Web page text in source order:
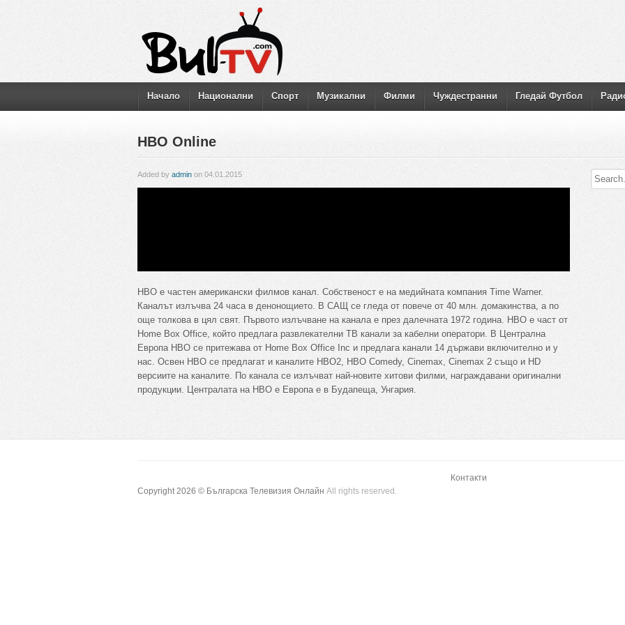
Начало Национални Спорт Музикални Филми Чуждестранни Гледай Футбол
HBO Online
Added by admin on 04.01.2015
HBO е частен американски филмов канал. Собственост е на медийната компания Time Warner.
Каналът излъчва 24 часа в денонощието. В САЩ се гледа от повече от 40 млн. домакинства, а по
още толкова в цял свят. Първото излъчване на канала е през далечната 1972 година. HBO е част от
Home Box Office, който предлага развлекателни ТВ канали за кабелни оператори. В Централна
Европа HBO се притежава от Home Box Office Inc и предлага канали 14 държави включително и у
нас. Освен HBO се предлагат и каналите HBO2, HBO Comedy, Cinemax, Cinemax 2 също и HD
версиите на каналите. По канала се излъчват най-новите хитови филми, награждавани оригинални
продукции. Централата на HBO е Европа е в Будапеща, Унгария.
Контакти
Copyright 2026 © Българска Телевизия Онлайн All rights reserved.